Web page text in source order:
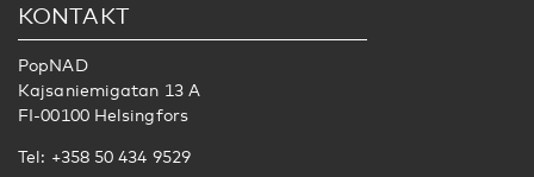
KONTAKT
PopNAD
Kajsaniemigatan 13 A
FI-00100 Helsingfors
Tel: +358 50 434 9529